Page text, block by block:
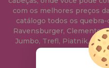
com os melhores preços
catálogo todos os quebra-
Ravensburger,
Jumbo, Trefl, Piatnik,